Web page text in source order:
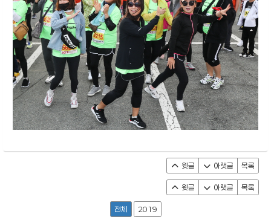
윗글 아랫글 목록
윗글 아랫글 목록
전체 2019